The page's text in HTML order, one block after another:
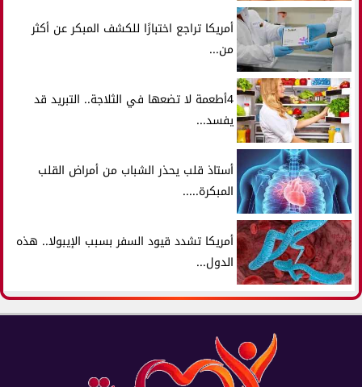
أمريكا تراجع اختبارًا للكشف المبكر عن أكثر
من...
4أطعمة لا تضعها في الثلاجة.. التبريد قد
يفسد...
أستاذ قلب يحذر الشباب من أمراض القلب
المبكرة.....
أمريكا تشدد قيود السفر بسبب الإيبولا.. هذه
الدول...